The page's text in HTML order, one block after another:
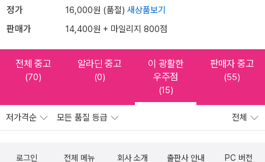
정가 16,000원 (품절) 새상품보기
판매가 14,400원 + 마일리지 800점
전체 중고
(70)
알라딘 중고
(0)
이 광활한
우주점
(15)
판매자 중고
(55)
저가격순 모든 품질 등급 전체
로그인 전체 메뉴 회사 소개 출판사 안내 PC 버전